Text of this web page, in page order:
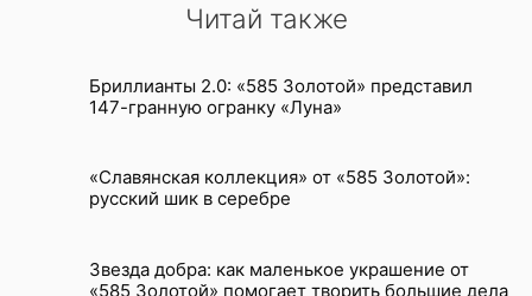
Читай также
Бриллианты 2.0: «585 Золотой» представил
147-гранную огранку «Луна»
«Славянская коллекция» от «585 Золотой»:
русский шик в серебре
Звезда добра: как маленькое украшение от
«585 Золотой» помогает творить большие дела